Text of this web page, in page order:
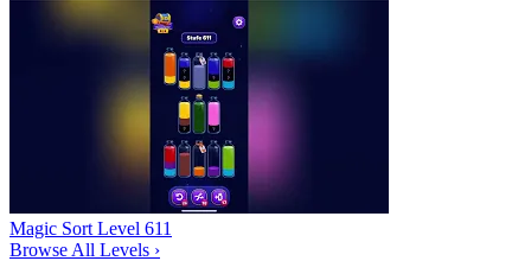
Magic Sort Level 611
Browse All Levels ›